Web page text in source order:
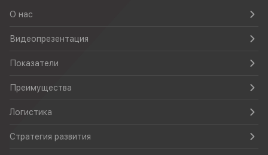
О нас
Видеопрезентация
Показатели
Преимущества
Логистика
Стратегия развития